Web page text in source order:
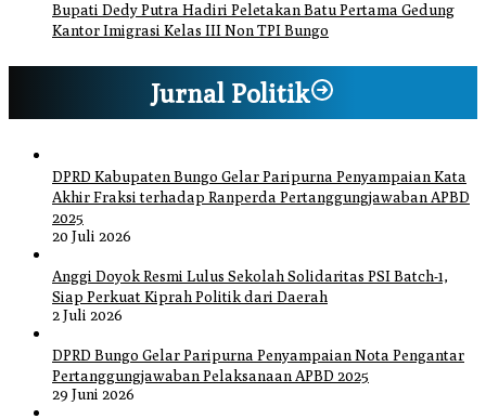
Bupati Dedy Putra Hadiri Peletakan Batu Pertama Gedung
Kantor Imigrasi Kelas III Non TPI Bungo
Jurnal Politik
DPRD Kabupaten Bungo Gelar Paripurna Penyampaian Kata
Akhir Fraksi terhadap Ranperda Pertanggungjawaban APBD
2025
20 Juli 2026
Anggi Doyok Resmi Lulus Sekolah Solidaritas PSI Batch-1,
Siap Perkuat Kiprah Politik dari Daerah
2 Juli 2026
DPRD Bungo Gelar Paripurna Penyampaian Nota Pengantar
Pertanggungjawaban Pelaksanaan APBD 2025
29 Juni 2026